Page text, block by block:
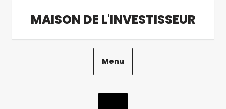
MAISON DE L'INVESTISSEUR
Menu